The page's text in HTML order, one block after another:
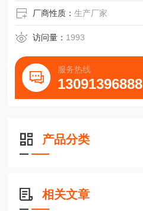
厂商性质：生产厂家
访问量： 1993
服务热线
13091396888
产品分类
相关文章